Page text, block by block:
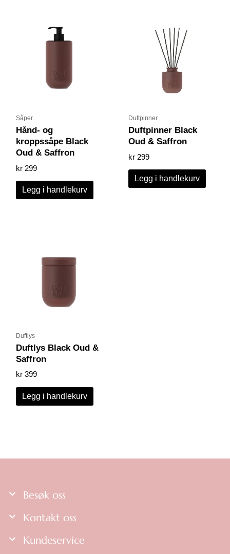
Såper
Hånd- og
kroppssåpe Black
Oud & Saffron
kr 299
Legg i handlekurv
Duftpinner
Duftpinner Black
Oud & Saffron
kr 299
Legg i handlekurv
Duftlys
Duftlys Black Oud &
Saffron
kr 399
Legg i handlekurv
Besøk oss
Kontakt oss
Kundeservice